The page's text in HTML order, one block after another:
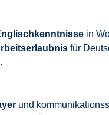
in
für
und